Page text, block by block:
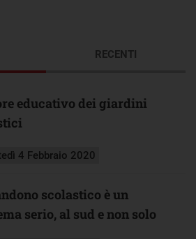
educativo dei giardini
4 Febbraio 2020
scolastico è un
serio, al sud e non solo
RECENTI